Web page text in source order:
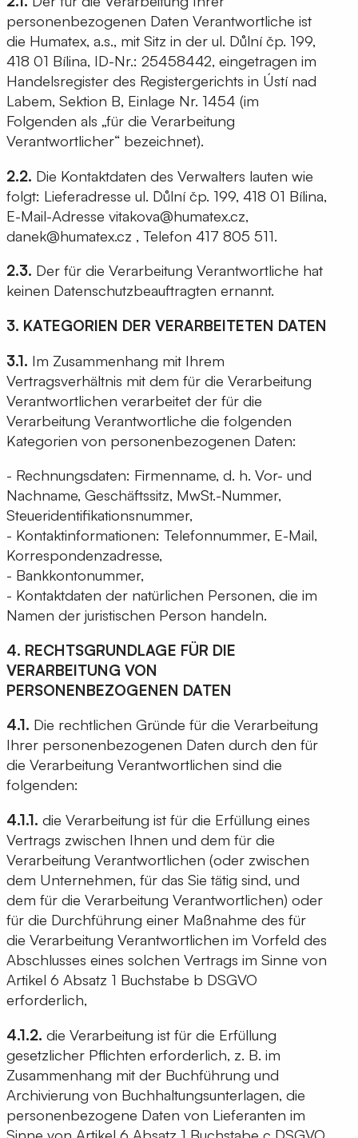
personenbezogenen Daten Verantwortliche ist
die Humatex, a.s., mit Sitz in der ul. Důlní čp. 199,
418 01 Bílina, ID-Nr.: 25458442, eingetragen im
Handelsregister des Registergerichts in Ústí nad
Labem, Sektion B, Einlage Nr. 1454 (im
Folgenden als „für die Verarbeitung
Verantwortlicher“ bezeichnet).
2.2. Die Kontaktdaten des Verwalters lauten wie
folgt: Lieferadresse ul. Důlní čp. 199, 418 01 Bílina,
E-Mail-Adresse vitakova@humatex.cz,
danek@humatex.cz , Telefon 417 805 511.
2.3. Der für die Verarbeitung Verantwortliche hat
keinen Datenschutzbeauftragten ernannt.
3. KATEGORIEN DER VERARBEITETEN DATEN
3.1. Im Zusammenhang mit Ihrem
Vertragsverhältnis mit dem für die Verarbeitung
Verantwortlichen verarbeitet der für die
Verarbeitung Verantwortliche die folgenden
Kategorien von personenbezogenen Daten:
- Rechnungsdaten: Firmenname, d. h. Vor- und
Nachname, Geschäftssitz, MwSt.-Nummer,
Steueridentifikationsnummer,
- Kontaktinformationen: Telefonnummer, E-Mail,
Korrespondenzadresse,
- Bankkontonummer,
- Kontaktdaten der natürlichen Personen, die im
Namen der juristischen Person handeln.
4. RECHTSGRUNDLAGE FÜR DIE
VERARBEITUNG VON
PERSONENBEZOGENEN DATEN
4.1. Die rechtlichen Gründe für die Verarbeitung
Ihrer personenbezogenen Daten durch den für
die Verarbeitung Verantwortlichen sind die
folgenden:
4.1.1. die Verarbeitung ist für die Erfüllung eines
Vertrags zwischen Ihnen und dem für die
Verarbeitung Verantwortlichen (oder zwischen
dem Unternehmen, für das Sie tätig sind, und
dem für die Verarbeitung Verantwortlichen) oder
für die Durchführung einer Maßnahme des für
die Verarbeitung Verantwortlichen im Vorfeld des
Abschlusses eines solchen Vertrags im Sinne von
Artikel 6 Absatz 1 Buchstabe b DSGVO
erforderlich,
4.1.2. die Verarbeitung ist für die Erfüllung
gesetzlicher Pflichten erforderlich, z. B. im
Zusammenhang mit der Buchführung und
Archivierung von Buchhaltungsunterlagen, die
personenbezogene Daten von Lieferanten im
Sinne von Artikel 6 Absatz 1 Buchstabe c DSGVO